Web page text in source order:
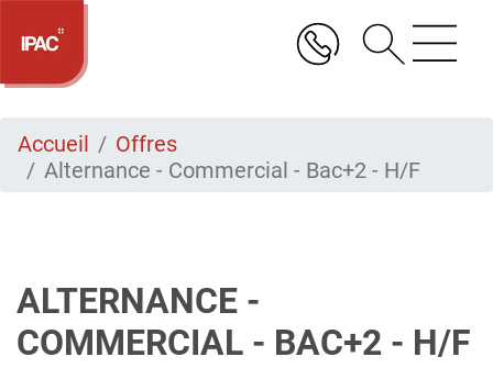
Aller
contenu
Accueil
Offres
Alternance - Commercial - Bac+2 - H/F
ALTERNANCE -
COMMERCIAL - BAC+2 - H/F